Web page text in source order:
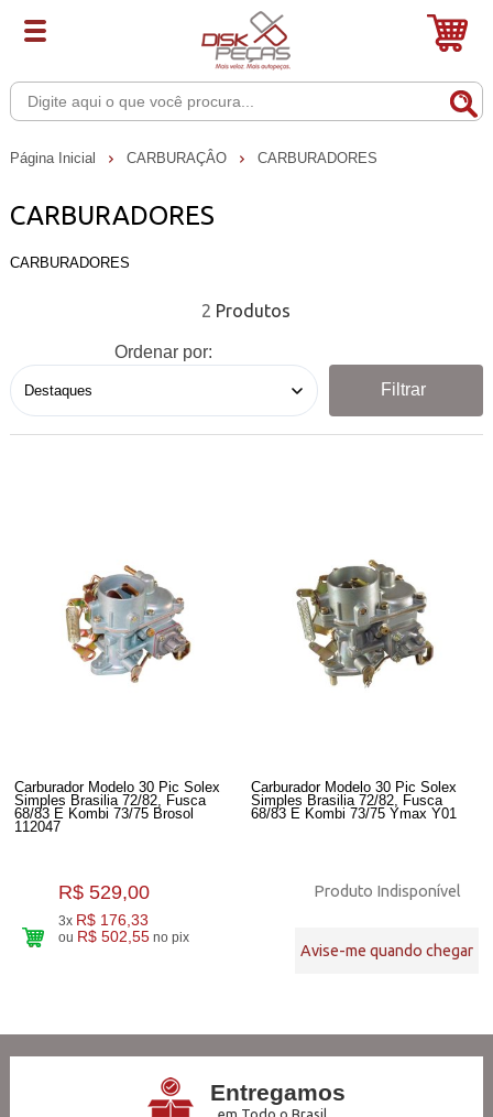
Página Inicial CARBURAÇÂO CARBURADORES
CARBURADORES
CARBURADORES
2
Ordenar por:
Filtrar
Carburador Modelo 30 Pic Solex
Simples Brasilia 72/82, Fusca
68/83 E Kombi 73/75 Brosol
112047
R$ 529,00
3x R$ 176,33
ou R$ 502,55 no pix
Carburador Modelo 30 Pic Solex
Simples Brasilia 72/82, Fusca
68/83 E Kombi 73/75 Ymax Y01
Produto Indisponível
Avise-me quando chegar
Entregamos
em Todo o Brasil